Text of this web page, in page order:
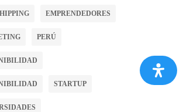
EMPRENDEDORES
PERÚ
STARTUP